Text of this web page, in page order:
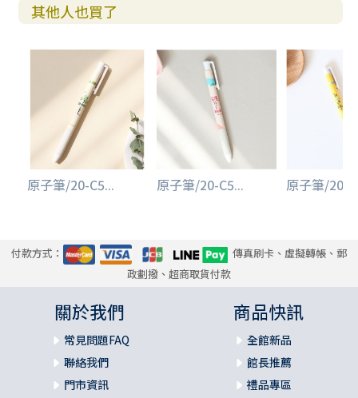
其他人也買了
原子筆/20-C5... 原子筆/20-C5... 原子筆/20-
付款方式：
傳真刷卡、虛擬轉帳、郵
政劃撥、超商取貨付款
關於我們
常見問題FAQ
聯絡我們
門市資訊
商品快訊
全館新品
館長推薦
禮品專區